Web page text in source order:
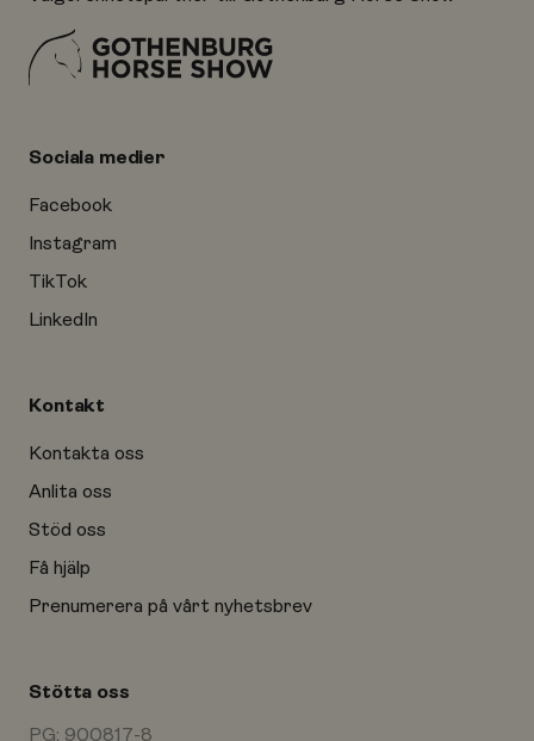
Sociala medier
Facebook
Instagram
TikTok
LinkedIn
Kontakt
Kontakta oss
Anlita oss
Stöd oss
Få hjälp
Prenumerera på vårt nyhetsbrev
Stötta oss
PG: 900817-8